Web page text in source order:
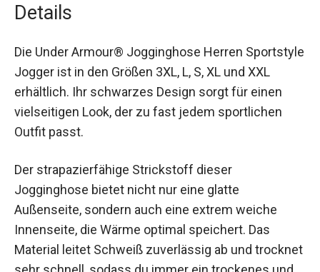
Die Under Armour® Jogginghose Herren
Sportstyle Jogger ist in den Größen 3XL, L, S, XL
und XXL erhältlich. Ihr schwarzes Design sorgt
für einen vielseitigen Look, der zu fast jedem
Der strapazierfähige Strickstoff dieser
Jogginghose bietet nicht nur eine glatte
Außenseite, sondern auch eine extrem weiche
Innenseite, die Wärme optimal speichert. Das